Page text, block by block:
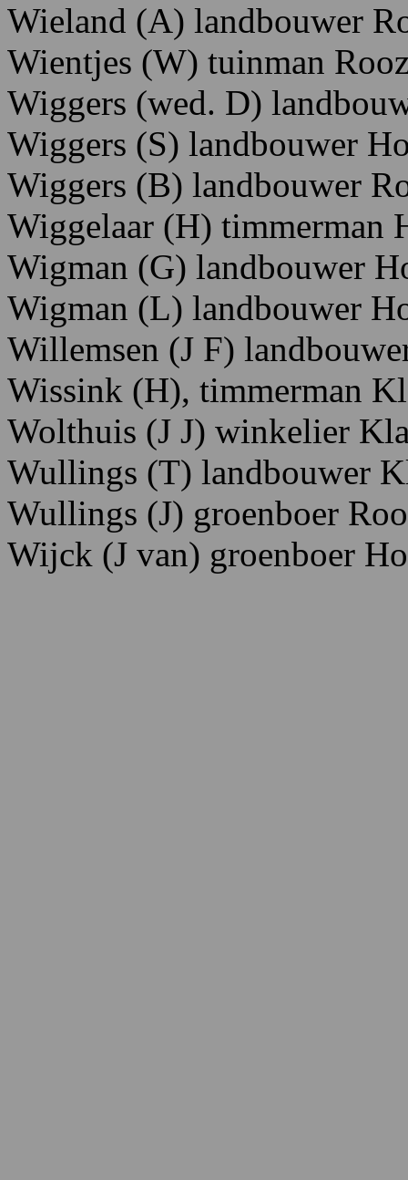
Wieland (A) landbouwer R
Wientjes (W) tuinman R
Wiggers (wed. D)
Wiggers (S) landbouwer
Wiggers (B) landbouwer
Wiggelaar (H) timmerman
Wigman (G) landbouwer H
Wigman (L) landbouwer H
Willemsen (J F)
Wissink (H), timmerman K
Wolthuis (J J) winkelier K
Wullings (T) landbouwer K
Wullings (J) groenboer Ro
Wijck (J van) groenboer H